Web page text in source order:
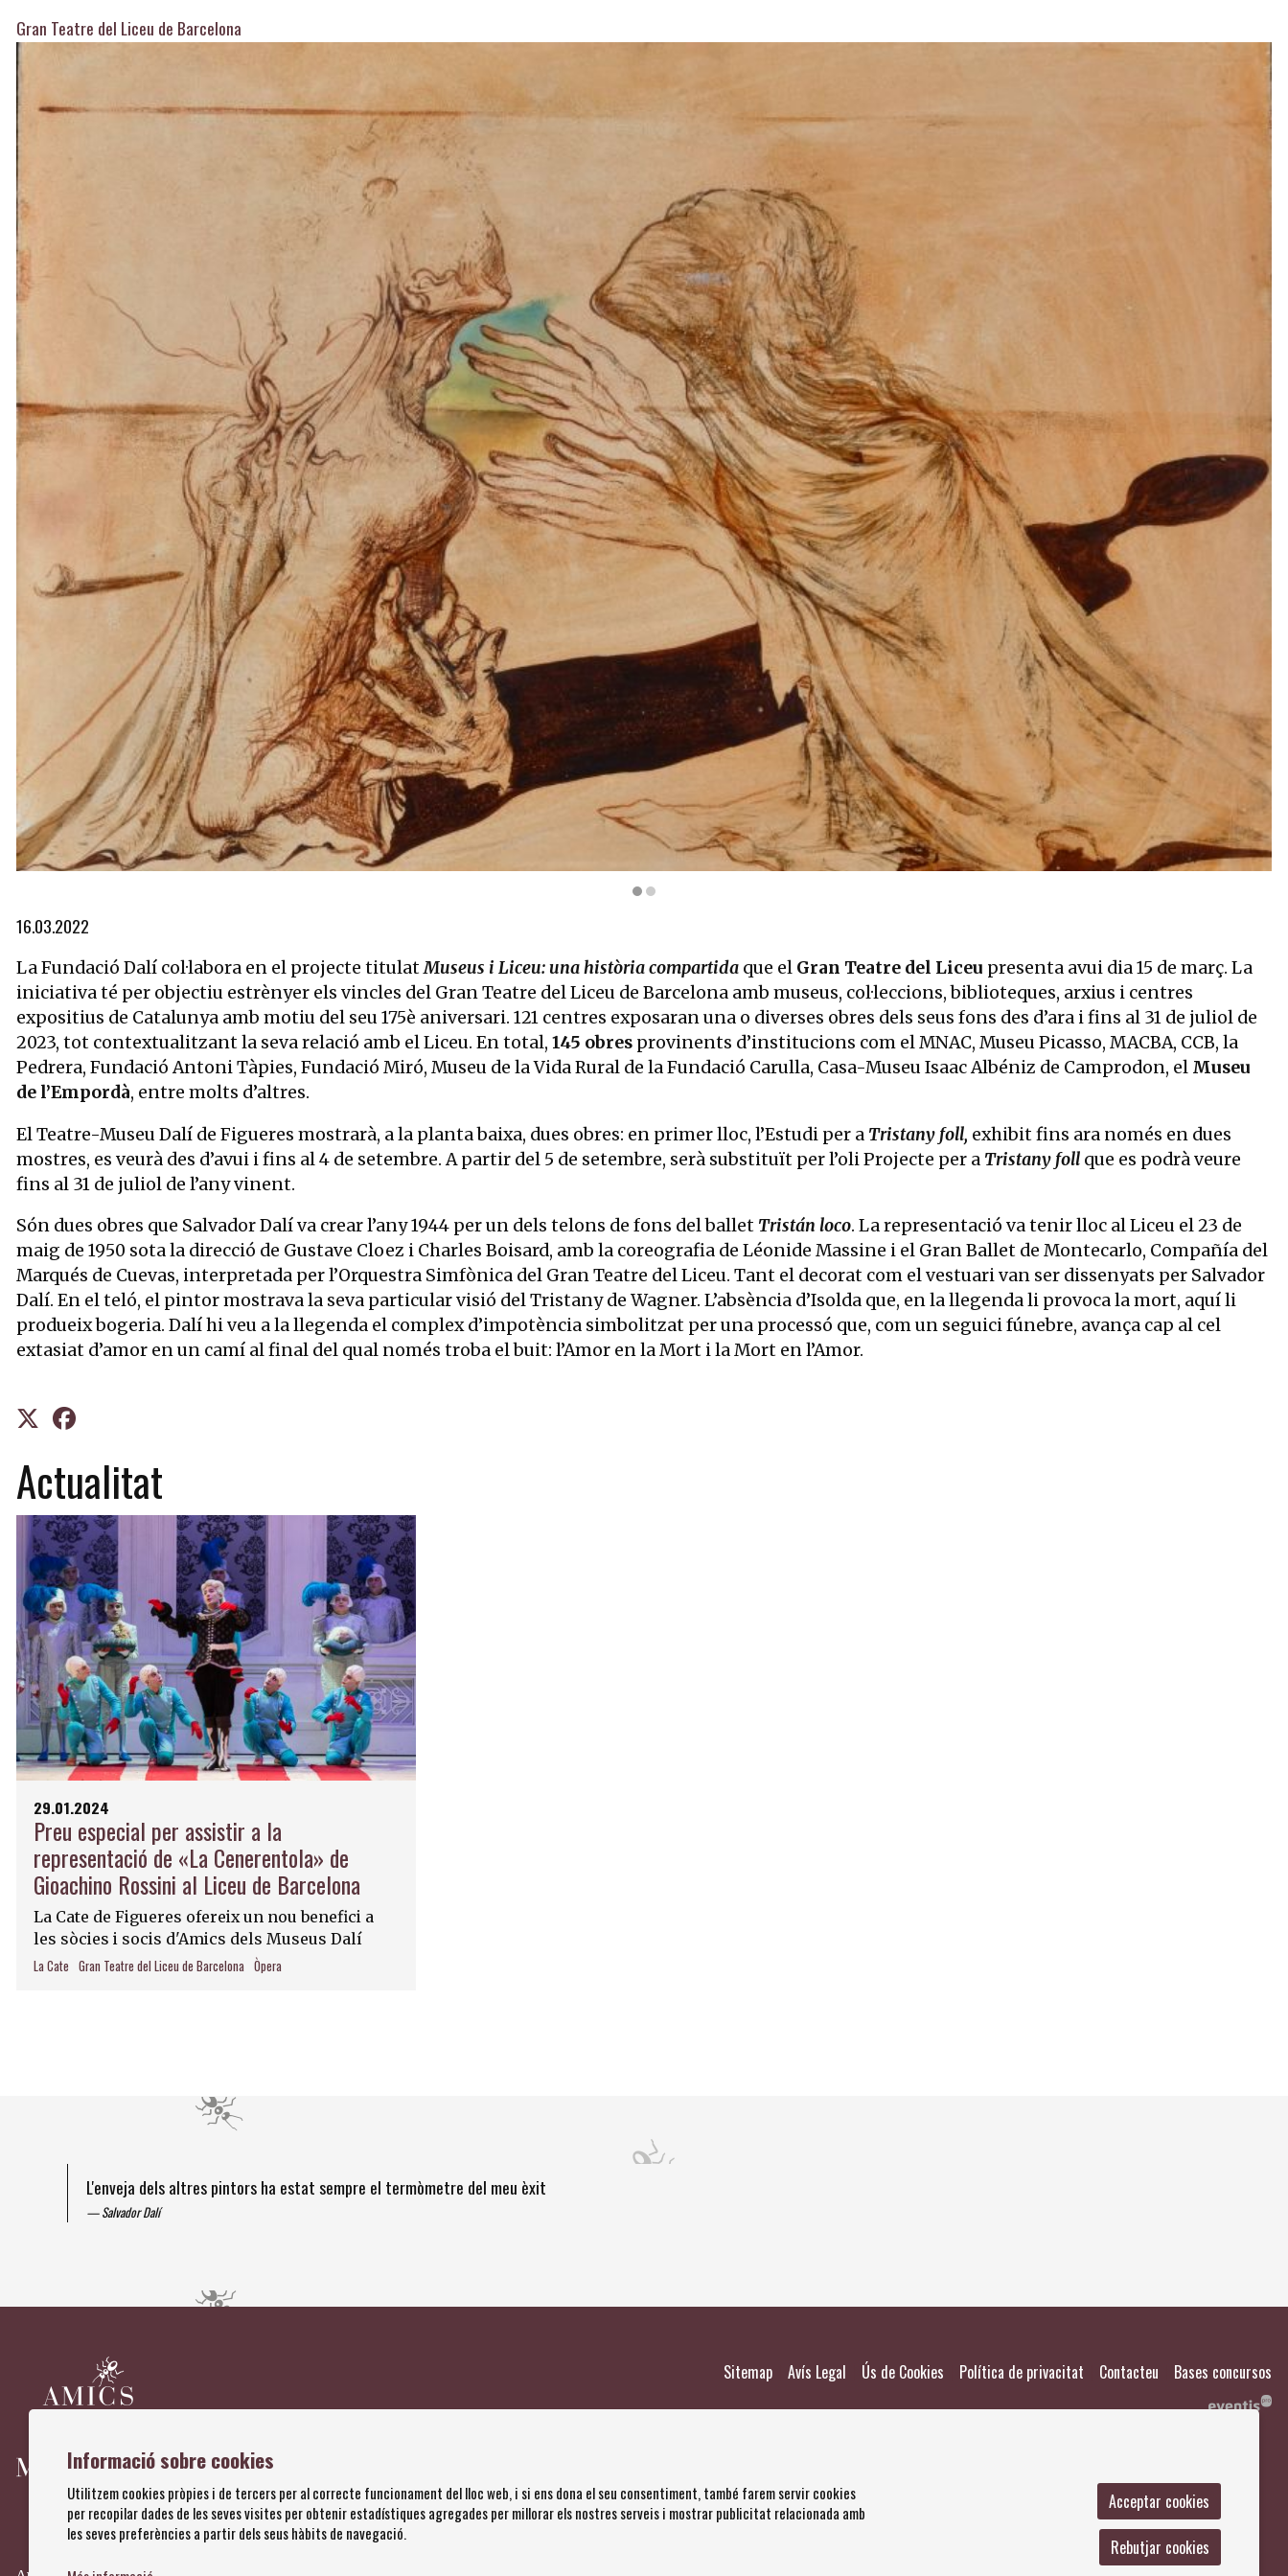
Gran Teatre del Liceu de Barcelona
Diapositiva 1 de 2: Estudi per a «Tristany foll», 1944 Tinta sobre plafó. 30,4 x 40,4 cm | © Salvador Dalí, Fundació Gala-Salvador Dalí, Figueres/VEGAP, 2022
16.03.2022
La Fundació Dalí col·labora en el projecte titulatMuseus i Liceu: una història compartida que el Gran Teatre del Liceu presenta avui dia 15 de març. La
iniciativa té per objectiu estrènyer els vincles del Gran Teatre del Liceu de Barcelona amb museus, col·leccions, biblioteques, arxius i centres
expositius de Catalunya amb motiu del seu 175è aniversari. 121 centres exposaran una o diverses obres dels seus fons des d’ara i fins al 31 de juliol de
2023, tot contextualitzant la seva relació amb el Liceu. En total, 145 obres provinents d’institucions com el MNAC, Museu Picasso, MACBA, CCB, la
Pedrera, Fundació Antoni Tàpies, Fundació Miró, Museu de la Vida Rural de la Fundació Carulla, Casa-Museu Isaac Albéniz de Camprodon, el Museu
de l’Empordà, entre molts d’altres.
El Teatre-Museu Dalí de Figueres mostrarà, a la planta baixa, dues obres: en primer lloc, l’Estudi per a Tristany foll, exhibit fins ara només en dues
mostres, es veurà des d’avui i fins al 4 de setembre. A partir del 5 de setembre, serà substituït per l’oli Projecte per a Tristany foll que es podrà veure
fins al 31 de juliol de l’any vinent.
Són dues obres que Salvador Dalí va crear l’any 1944 per un dels telons de fons del ballet Tristán loco. La representació va tenir lloc al Liceu el 23 de
maig de 1950 sota la direcció de Gustave Cloez i Charles Boisard, amb la coreografia de Léonide Massine i el Gran Ballet de Montecarlo, Compañía del
Marqués de Cuevas, interpretada per l’Orquestra Simfònica del Gran Teatre del Liceu. Tant el decorat com el vestuari van ser dissenyats per Salvador
Dalí. En el teló, el pintor mostrava la seva particular visió del Tristany de Wagner. L’absència d’Isolda que, en la llegenda li provoca la mort, aquí li
produeix bogeria. Dalí hi veu a la llegenda el complex d’impotència simbolitzat per una processó que, com un seguici fúnebre, avança cap al cel
extasiat d’amor en un camí al final del qual només troba el buit: l’Amor en la Mort i la Mort en l’Amor.
Actualitat
29.01.2024
Preu especial per assistir a la
representació de «La Cenerentola» de
Gioachino Rossini al Liceu de Barcelona
La Cate de Figueres ofereix un nou benefici a
les sòcies i socis d'Amics dels Museus Dalí
La Cate Gran Teatre del Liceu de Barcelona Òpera
L'enveja dels altres pintors ha estat sempre el termòmetre del meu èxit
Salvador Dalí
Sitemap Avís Legal Ús de Cookies Política de privacitat Contacteu Bases concursos
Informació sobre cookies
Utilitzem cookies pròpies i de tercers per al correcte funcionament del lloc web, i si ens dona el seu consentiment, també farem servir cookies
per recopilar dades de les seves visites per obtenir estadístiques agregades per millorar els nostres serveis i mostrar publicitat relacionada amb
les seves preferències a partir dels seus hàbits de navegació.
Acceptar cookies
Rebutjar cookies